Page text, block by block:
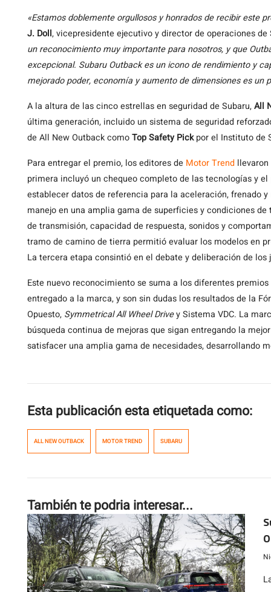
«Estamos doblemente orgullosos y honrados de recibir este
J. Doll, vicepresidente ejecutivo y director de operaciones
un reconocimiento muy importante para nosotros, y que
excepcional. Subaru Outback es un icono de rendimiento y
mejorado poder, economía y aumento de dimensiones es un
A la altura de las cinco estrellas en seguridad de Subaru,All
última generación, incluido un sistema de seguridad
de All New Outback comoTop Safety Pickpor el Instituto de
Para entregar el premio, los editores de Motor Trend
primera incluyó un chequeo completo de las tecnologías y
establecer datos de referencia para la aceleración, frenado
manejo en una amplia gama de superficies y condiciones
de transmisión, capacidad de respuesta, sonidos y
tramo de camino de tierra permitió evaluar los modelos en
La tercera etapa consintió en el debate y deliberación de los
Este nuevo reconocimiento se suma a los diferentes
entregado a la marca, y son sin dudas los resultados de la
Opuesto, Symmetrical All Wheel Drivey Sistema VDC. La
búsqueda continua de mejoras que sigan entregando la
satisfacer una amplia gama de necesidades, desarrollando
Esta publicación esta etiquetada como:
ALL NEW OUTBACK MOTOR TREND SUBARU
También te podria interesar...